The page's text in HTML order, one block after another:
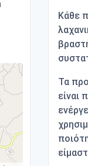
Κάθε
Τα
είναι